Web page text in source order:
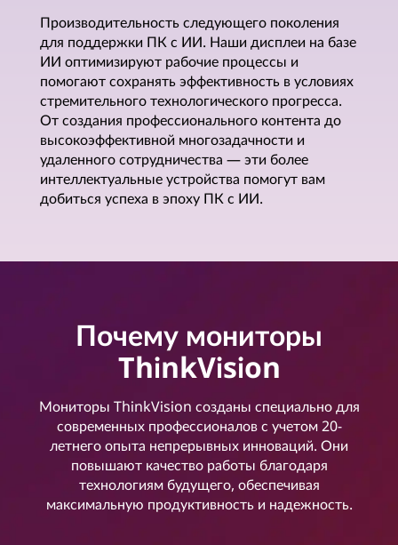
Производительность следующего поколения
для поддержки ПК с ИИ. Наши дисплеи на базе
ИИ оптимизируют рабочие процессы и
помогают сохранять эффективность в условиях
стремительного технологического прогресса.
От создания профессионального контента до
высокоэффективной многозадачности и
удаленного сотрудничества — эти более
интеллектуальные устройства помогут вам
добиться успеха в эпоху ПК с ИИ.
Почему мониторы
ThinkVision
Мониторы ThinkVision созданы специально для
современных профессионалов с учетом 20-
летнего опыта непрерывных инноваций. Они
повышают качество работы благодаря
технологиям будущего, обеспечивая
максимальную продуктивность и надежность.